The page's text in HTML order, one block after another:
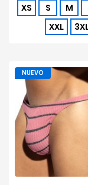
XS S M
XXL
NUEVO